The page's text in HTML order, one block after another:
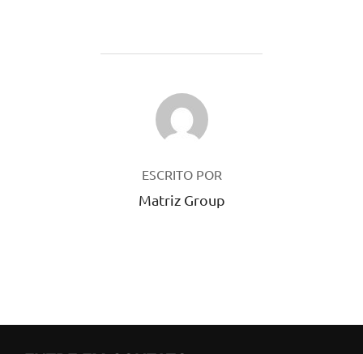
AUTOR DO POST
ESCRITO POR
Matriz Group